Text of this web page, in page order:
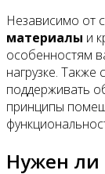
Независимо от
материалы и
особенностям
нагрузке. Также
поддерживать
принципы
Нужен ли